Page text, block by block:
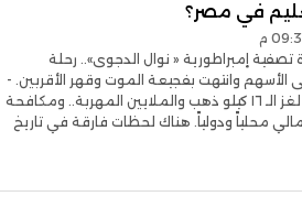
في مصر؟
تصفية إمبراطورية « نوال الدجوى».. رحلة
الأسهم وانتهت بفجيعة الموت وقهر الأقربين. -
المستندات الرسمية تفضح لغز الـ ١٦ كيلو ذهب والملايين المهربة.. ومكافحة
محلياً ودولياً. هناك لحظات فارقة في تاريخ